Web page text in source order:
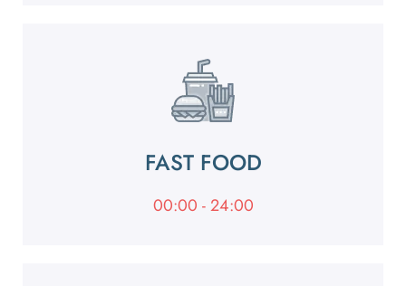
FAST FOOD
00:00 - 24:00